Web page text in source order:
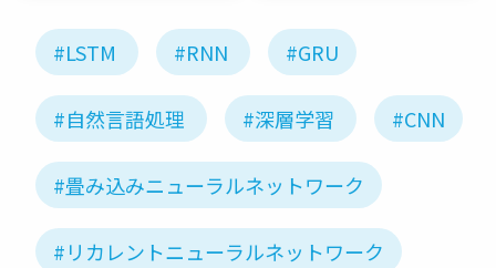
#LSTM #RNN #GRU
#自然言語処理 #深層学習 #CNN
#畳み込みニューラルネットワーク
#リカレントニューラルネットワーク